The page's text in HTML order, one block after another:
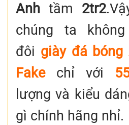
Anh tầm 2tr2.
chúng ta
đôi giày đá bóng
Fakechỉ với
lượng và kiểu
gì chính hãng nhỉ.